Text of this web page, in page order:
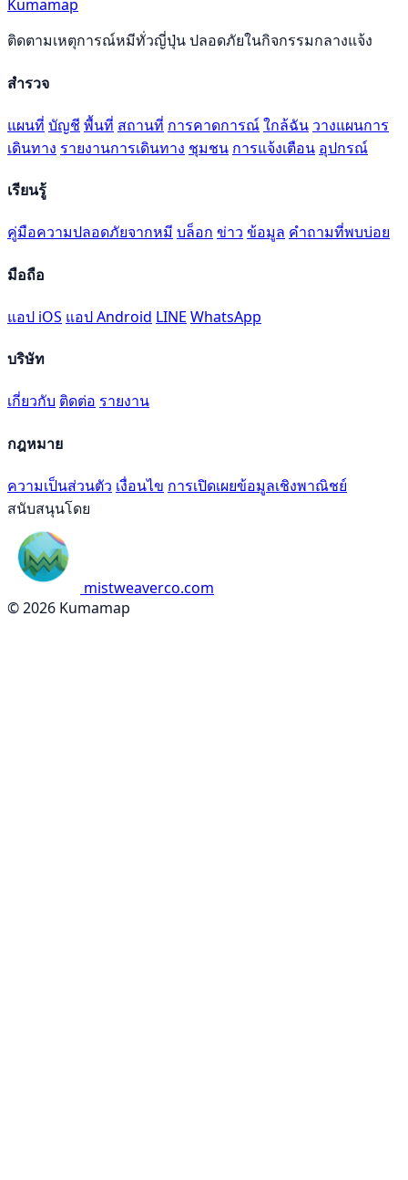
Kumamap
ติดตามเหตุการณ์หมีทั่วญี่ปุ่น ปลอดภัยในกิจกรรมกลางแจ้ง
สำรวจ
แผนที่ บัญชี พื้นที่ สถานที่ การคาดการณ์ใกล้ฉัน วางแผนการ
เดินทาง รายงานการเดินทาง ชุมชน การแจ้งเตือน อุปกรณ์
เรียนรู้
คู่มือความปลอดภัยจากหมี บล็อก ข่าว ข้อมูล คำถามที่พบบ่อย
มือถือ
แอป iOS แอป Android LINE WhatsApp
บริษัท
เกี่ยวกับ ติดต่อ รายงาน
กฎหมาย
ความเป็นส่วนตัว เงื่อนไข การเปิดเผยข้อมูลเชิงพาณิชย์
สนับสนุนโดย
mistweaverco.com
© 2026 Kumamap